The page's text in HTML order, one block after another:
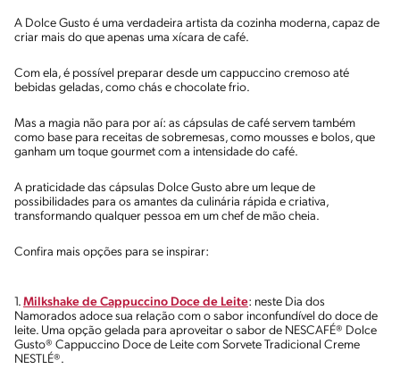
A Dolce Gusto é uma verdadeira artista da cozinha moderna, capaz de
criar mais do que apenas uma xícara de café.
Com ela, é possível preparar desde um cappuccino cremoso até
bebidas geladas, como chás e chocolate frio.
Mas a magia não para por aí: as cápsulas de café servem também
como base para receitas de sobremesas, como mousses e bolos, que
ganham um toque gourmet com a intensidade do café.
A praticidade das cápsulas Dolce Gusto abre um leque de
possibilidades para os amantes da culinária rápida e criativa,
transformando qualquer pessoa em um chef de mão cheia.
Confira mais opções para se inspirar:
1. Milkshake de Cappuccino Doce de Leite: neste Dia dos
Namorados adoce sua relação com o sabor inconfundível do doce de
leite. Uma opção gelada para aproveitar o sabor de NESCAFÉ® Dolce
Gusto® Cappuccino Doce de Leite com Sorvete Tradicional Creme
NESTLÉ®.